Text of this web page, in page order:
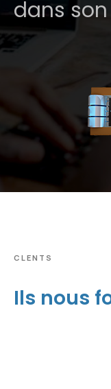
dans
CLENTS
Ils nous